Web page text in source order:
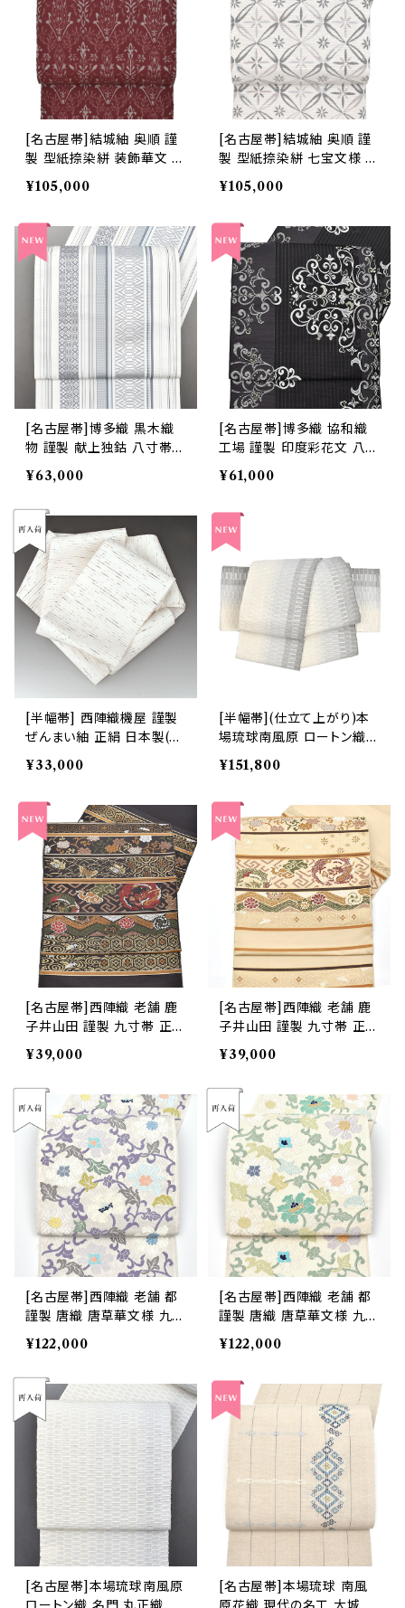
[名古屋帯]結城紬 奥順 謹
製 型紙捺染絣 装飾華文 八
寸帯 正絹 日本製(商品番
号:22496)
¥105,000
[名古屋帯]結城紬 奥順 謹
製 型紙捺染絣 七宝文様 八
寸帯 正絹 日本製(商品番
号:22495)
¥105,000
[名古屋帯]博多織 黒木織
物 謹製 献上独鈷 八寸帯
正絹 日本製(商品番号:221
08)
¥63,000
[名古屋帯]博多織 協和織
工場 謹製 印度彩花文 八寸
帯 正絹 日本製(商品番号:2
2103)
¥61,000
[半幅帯] 西陣織機屋 謹製
ぜんまい紬 正絹 日本製(商
品番号:17046)
¥33,000
[半幅帯](仕立て上がり)本
場琉球南風原 ロートン織
名門 丸正織物 謹製『maru
masa.fab』手織り 正絹 日
¥151,800
[名古屋帯]西陣織 老舗 鹿
子井山田 謹製 九寸帯 正絹
日本製(商品番号:22485)
¥39,000
[名古屋帯]西陣織 老舗 鹿
子井山田 謹製 九寸帯 正絹
日本製(商品番号:22484)
¥39,000
[名古屋帯]西陣織 老舗 都
謹製 唐織 唐草華文様 九寸
帯 正絹 日本製(商品番号:2
1747)
¥122,000
[名古屋帯]西陣織 老舗 都
謹製 唐織 唐草華文様 九寸
帯 正絹 日本製(商品番号:2
1748)
¥122,000
[名古屋帯]本場琉球南風原
[名古屋帯]本場琉球 南風